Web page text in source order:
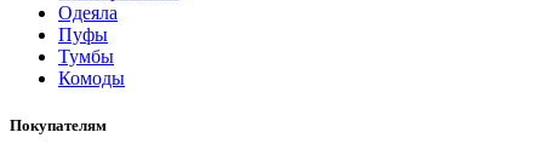
Одеяла
Пуфы
Тумбы
Комоды
Покупателям